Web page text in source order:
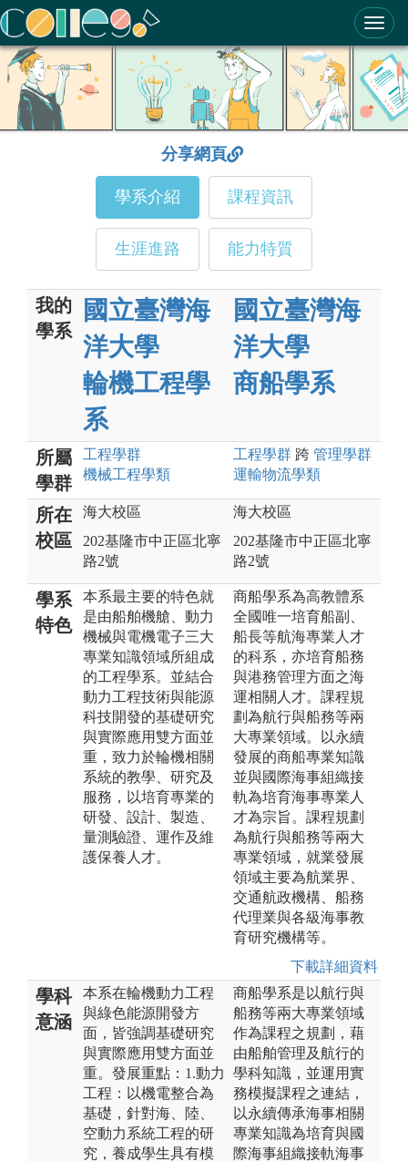
ColleGo! 大學選才與高中育才輔助系統
分享網頁
學系介紹 課程資訊
生涯進路 能力特質
我的
學系
國立臺灣海
洋大學
輪機工程學
系
國立臺灣海
洋大學
商船學系
所屬
學群
工程學群
機械工程學類
工程學群 跨 管理學群
運輸物流學類
所在
校區
海大校區
202基隆市中正區北寧
路2號
海大校區
202基隆市中正區北寧
路2號
學系
特色
本系最主要的特色就
是由船舶機艙、動力
機械與電機電子三大
專業知識領域所組成
的工程學系。並結合
動力工程技術與能源
科技開發的基礎研究
與實際應用雙方面並
重，致力於輪機相關
系統的教學、研究及
服務，以培育專業的
研發、設計、製造、
量測驗證、運作及維
護保養人才。
商船學系為高教體系
全國唯一培育船副、
船長等航海專業人才
的科系，亦培育船務
與港務管理方面之海
運相關人才。課程規
劃為航行與船務等兩
大專業領域。以永續
發展的商船專業知識
並與國際海事組織接
軌為培育海事專業人
才為宗旨。課程規劃
為航行與船務等兩大
專業領域，就業發展
領域主要為航業界、
交通航政機構、船務
代理業與各級海事教
育研究機構等。
下載詳細資料
學科
意涵
本系在輪機動力工程
與綠色能源開發方
面，皆強調基礎研究
與實際應用雙方面並
重。發展重點：1.動力
工程：以機電整合為
基礎，針對海、陸、
空動力系統工程的研
究，養成學生具有模
商船學系是以航行與
船務等兩大專業領域
作為課程之規劃，藉
由船舶管理及航行的
學科知識，並運用實
務模擬課程之連結，
以永續傳承海事相關
專業知識為培育與國
際海事組織接軌海事